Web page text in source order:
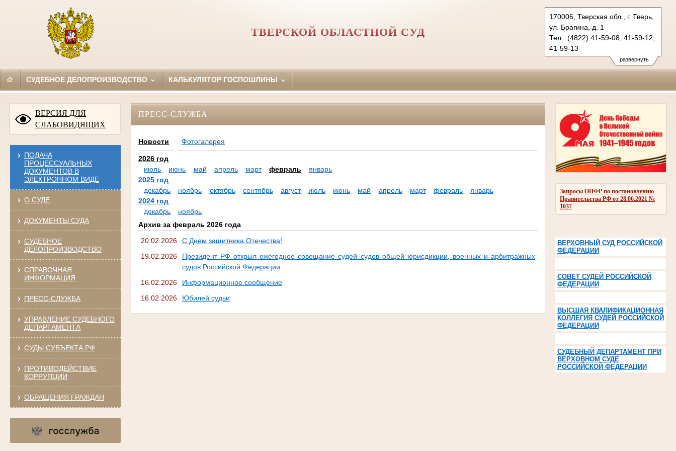
развернуть
170006, Тверская обл., г. Тверь,
ул. Брагина, д. 1
Тел.: (4822) 41-59-08, 41-59-12,
41-59-13
oblsud.twr@sudrf.ru
ТВЕРСКОЙ ОБЛАСТНОЙ СУД
СУДЕБНОЕ ДЕЛОПРОИЗВОДСТВО КАЛЬКУЛЯТОР ГОСПОШЛИНЫ
ВЕРСИЯ ДЛЯ
СЛАБОВИДЯЩИХ
ПОДАЧА
ПРОЦЕССУАЛЬНЫХ
ДОКУМЕНТОВ В
ЭЛЕКТРОННОМ ВИДЕ
О СУДЕ
ДОКУМЕНТЫ СУДА
СУДЕБНОЕ
ДЕЛОПРОИЗВОДСТВО
СПРАВОЧНАЯ
ИНФОРМАЦИЯ
ПРЕСС-СЛУЖБА
УПРАВЛЕНИЕ СУДЕБНОГО
ДЕПАРТАМЕНТА
СУДЫ СУБЪЕКТА РФ
ПРОТИВОДЕЙСТВИЕ
КОРРУПЦИИ
ОБРАЩЕНИЯ ГРАЖДАН
Запросы ОПФР по постановлению
Правительства РФ от 28.06.2021 №
1037
ВЕРХОВНЫЙ СУД РОССИЙСКОЙ
ФЕДЕРАЦИИ
СОВЕТ СУДЕЙ РОССИЙСКОЙ
ФЕДЕРАЦИИ
ВЫСШАЯ КВАЛИФИКАЦИОННАЯ
КОЛЛЕГИЯ СУДЕЙ РОССИЙСКОЙ
ФЕДЕРАЦИИ
СУДЕБНЫЙ ДЕПАРТАМЕНТ ПРИ
ВЕРХОВНОМ СУДЕ
РОССИЙСКОЙ ФЕДЕРАЦИИ
ПРЕСС-СЛУЖБА
Новости Фотогалерея
2026 год
июль
июнь май апрель март февраль
январь
2025 год
декабрь
ноябрь октябрь сентябрь август июль июнь май апрель март февраль
январь
2024 год
декабрь
ноябрь
Архив за февраль 2026 года
20.02.2026
С Днем защитника Отечества!
19.02.2026
Президент РФ открыл ежегодное совещание судей судов общей юрисдикции, военных и арбитражных
судов Российской Федерации
16.02.2026
Информационное сообщение
16.02.2026
Юбилей судьи